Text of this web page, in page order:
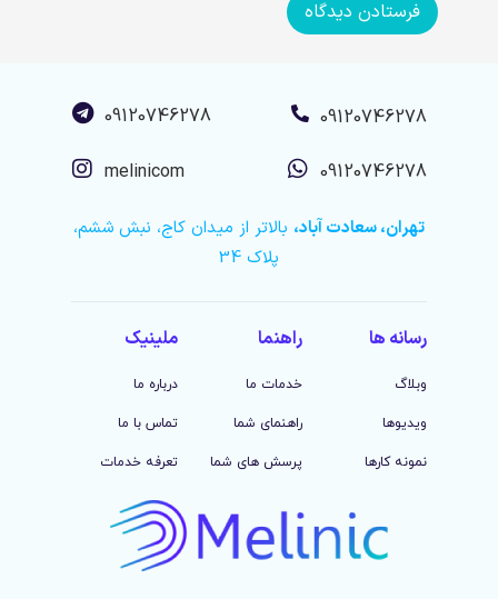
09120746278
09120746278
09120746278
melinicom
تهران، سعادت آباد، بالاتر از میدان کاج، نبش ششم،
پلاک 34
رسانه ها
وبلاگ
ویدیوها
نمونه کارها
راهنما
خدمات ما
راهنمای شما
پرسش های شما
ملینیک
درباره ما
تماس با ما
تعرفه خدمات